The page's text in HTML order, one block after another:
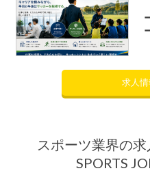
求人
スポーツ業界の
SPORTS